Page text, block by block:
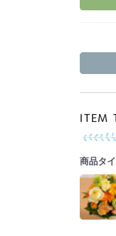
ITEM
商品タ